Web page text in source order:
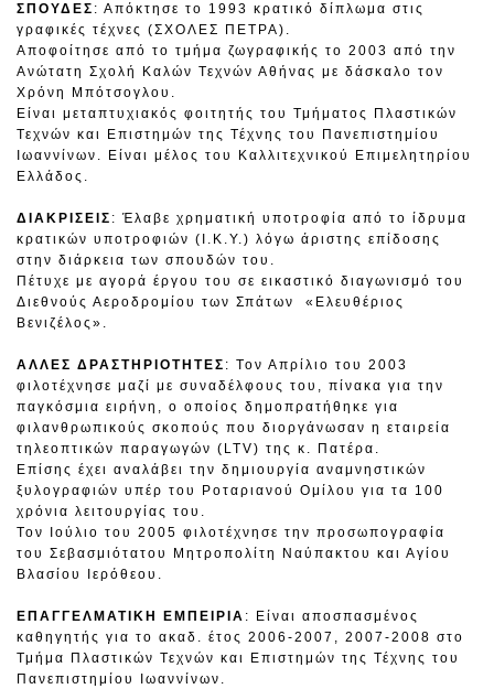
ΣΠΟΥΔΕΣ : Απόκτησε το 1993 κρατικό δίπλωμα στις
γραφικές τέχνες (ΣΧΟΛΕΣ ΠΕΤΡΑ).
Αποφοίτησε από το τμήμα ζωγραφικής το 2003 από την
Ανώτατη Σχολή Καλών Τεχνών Αθήνας με δάσκαλο τον
Χρόνη Μπότσογλου.
Είναι μεταπτυχιακός φοιτητής του Τμήματος Πλαστικών
Τεχνών και Επιστημών της Τέχνης του Πανεπιστημίου
Ιωαννίνων. Είναι μέλος του Καλλιτεχνικού Επιμελητηρίου
Ελλάδος.
ΔΙΑΚΡΙΣΕΙΣ : Έλαβε χρηματική υποτροφία από το ίδρυμα
κρατικών υποτροφιών (Ι.Κ.Υ.) λόγω άριστης επίδοσης
στην διάρκεια των σπουδών του.
Πέτυχε με αγορά έργου του σε εικαστικό διαγωνισμό του
Διεθνούς Αεροδρομίου των Σπάτων «Ελευθέριος
Βενιζέλος».
ΑΛΛΕΣ ΔΡΑΣΤΗΡΙΟΤΗΤΕΣ : Τον Απρίλιο του 2003
φιλοτέχνησε μαζί με συναδέλφους του, πίνακα για την
παγκόσμια ειρήνη, ο οποίος δημοπρατήθηκε για
φιλανθρωπικούς σκοπούς που διοργάνωσαν η εταιρεία
τηλεοπτικών παραγωγών (LTV) της κ. Πατέρα.
Επίσης έχει αναλάβει την δημιουργία αναμνηστικών
ξυλογραφιών υπέρ του Ροταριανού Ομίλου για τα 100
χρόνια λειτουργίας του.
Τον Ιούλιο του 2005 φιλοτέχνησε την προσωπογραφία
του Σεβασμιότατου Μητροπολίτη Ναύπακτου και Αγίου
Βλασίου Ιερόθεου.
ΕΠΑΓΓΕΛΜΑΤΙΚΗ ΕΜΠΕΙΡΙΑ : Είναι αποσπασμένος
καθηγητής για το ακαδ. έτος 2006-2007, 2007-2008 στο
Τμήμα Πλαστικών Τεχνών και Επιστημών της Τέχνης του
Πανεπιστημίου Ιωαννίνων.